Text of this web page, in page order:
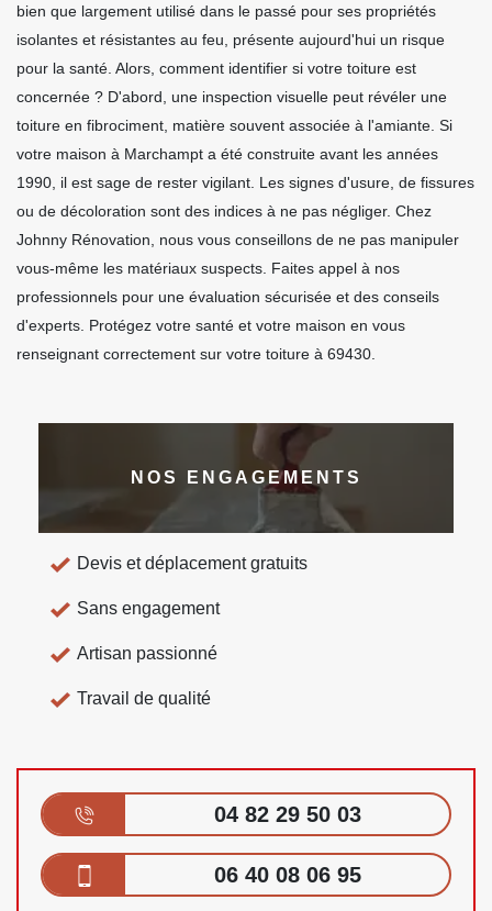
bien que largement utilisé dans le passé pour ses propriétés
isolantes et résistantes au feu, présente aujourd'hui un risque
pour la santé. Alors, comment identifier si votre toiture est
concernée ? D'abord, une inspection visuelle peut révéler une
toiture en fibrociment, matière souvent associée à l'amiante. Si
votre maison à Marchampt a été construite avant les années
1990, il est sage de rester vigilant. Les signes d'usure, de fissures
ou de décoloration sont des indices à ne pas négliger. Chez
Johnny Rénovation, nous vous conseillons de ne pas manipuler
vous-même les matériaux suspects. Faites appel à nos
professionnels pour une évaluation sécurisée et des conseils
d'experts. Protégez votre santé et votre maison en vous
renseignant correctement sur votre toiture à 69430.
NOS ENGAGEMENTS
Devis et déplacement gratuits
Sans engagement
Artisan passionné
Travail de qualité
04 82 29 50 03
06 40 08 06 95